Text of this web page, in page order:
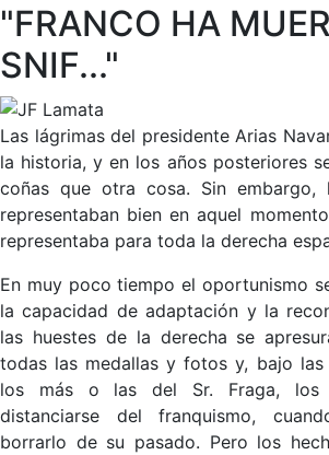
"FRANCO HA
SNIF..."
Las lágrimas del presidente Arias
la historia, y en los años posteriores
coñas que otra cosa. Sin embargo,
representaban bien en aquel
representaba para toda la derecha
En muy poco tiempo el oportunismo
la capacidad de adaptación y la
las huestes de la derecha se
todas las medallas y fotos y, bajo las
los más o las del Sr. Fraga, los
distanciarse del franquismo,
borrarlo de su pasado. Pero los